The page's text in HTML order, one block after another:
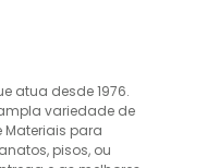
atua desde 1976.
variedade de
para
pisos, ou